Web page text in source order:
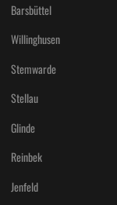
Barsbüttel
Willinghusen
Stemwarde
Stellau
Glinde
Reinbek
Jenfeld